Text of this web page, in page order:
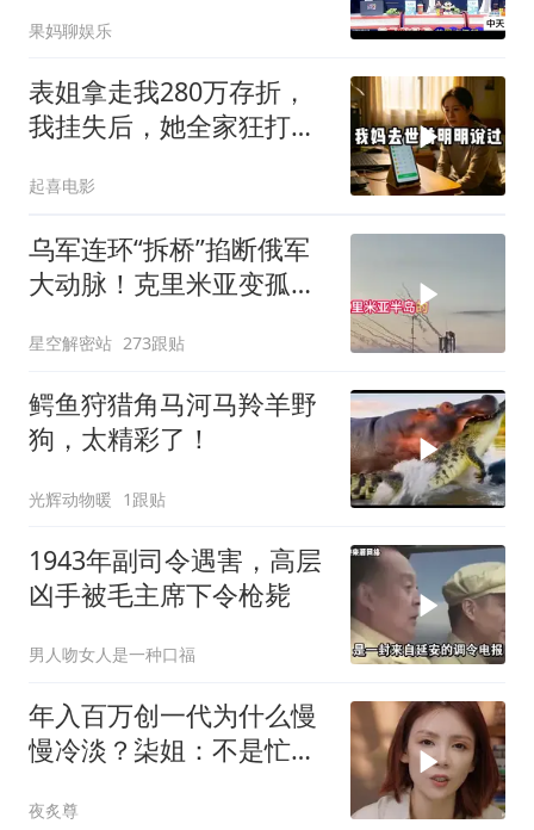
果妈聊娱乐
表姐拿走我280万存折，
我挂失后，她全家狂打
起喜电影
乌军连环“拆桥”掐断俄军
大动脉！克里米亚变孤
家”？
星空解密站 273跟贴
鳄鱼狩猎角马河马羚羊野
狗，太精彩了！
光辉动物暖 1跟贴
1943年副司令遇害，高层
凶手被毛主席下令枪毙
男人吻女人是一种口福
年入百万创一代为什么慢
慢冷淡？柒姐：不是忙是
夜炙尊